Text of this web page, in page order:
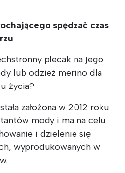
spędzać czas
plecak na jego
lub odzież merino dla
życia?
założona w 2012 roku
mody i ma na celu
i dzielenie się
wyprodukowanych w